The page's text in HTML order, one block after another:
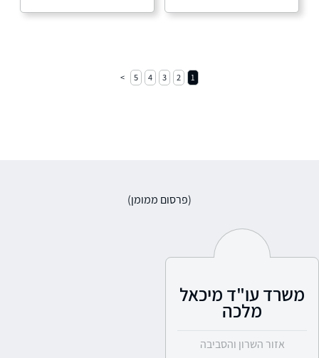
1
2
3
4
5
(פרסום ממומן)
משרד עו"ד מיכאל
מלכה
אזור השרון והסביבה